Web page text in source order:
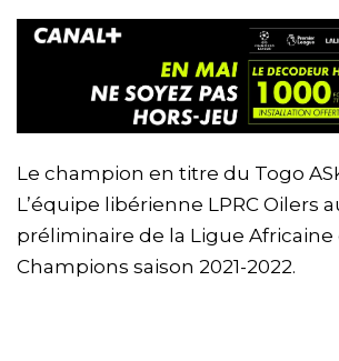
Le champion en titre du Togo
L’équipe libérienne LPRC Oilers
préliminaire de la Ligue Africaine
Champions saison 2021-2022.